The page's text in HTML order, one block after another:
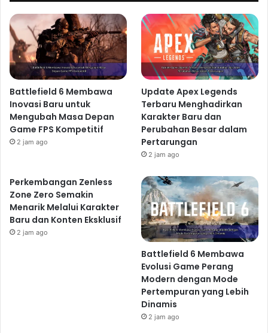
Battlefield 6 Membawa
Inovasi Baru untuk
Mengubah Masa Depan
Game FPS Kompetitif
2 jam ago
Update Apex Legends
Terbaru Menghadirkan
Karakter Baru dan
Perubahan Besar dalam
Pertarungan
2 jam ago
Perkembangan Zenless
Zone Zero Semakin
Menarik Melalui Karakter
Baru dan Konten Eksklusif
2 jam ago
Battlefield 6 Membawa
Evolusi Game Perang
Modern dengan Mode
Pertempuran yang Lebih
Dinamis
2 jam ago